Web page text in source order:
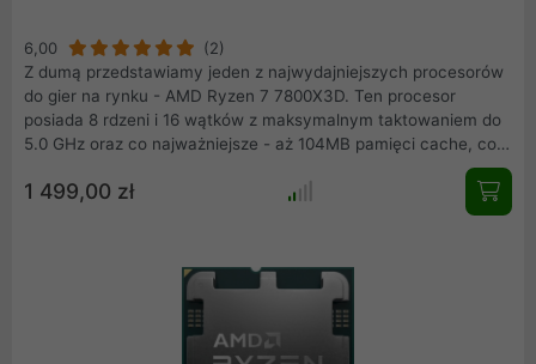
6,00
(2)
Z dumą przedstawiamy jeden z najwydajniejszych procesorów
do gier na rynku - AMD Ryzen 7 7800X3D. Ten procesor
posiada 8 rdzeni i 16 wątków z maksymalnym taktowaniem do
5.0 GHz oraz co najważniejsze - aż 104MB pamięci cache, co
entuzjasty gier. Dzięki zastosowaniu architektury Zen 4
procesor ten oferuje doskonałą wydajność w każdej sytuacji w
wymagające gry komputerowe na rynku. Poznaj mocy kryjącą
się w pamięci 3D V-Cache i wjedź razem z nią na najwyższy
poziom wydajność w światowym gamingu.
1 499,00 zł